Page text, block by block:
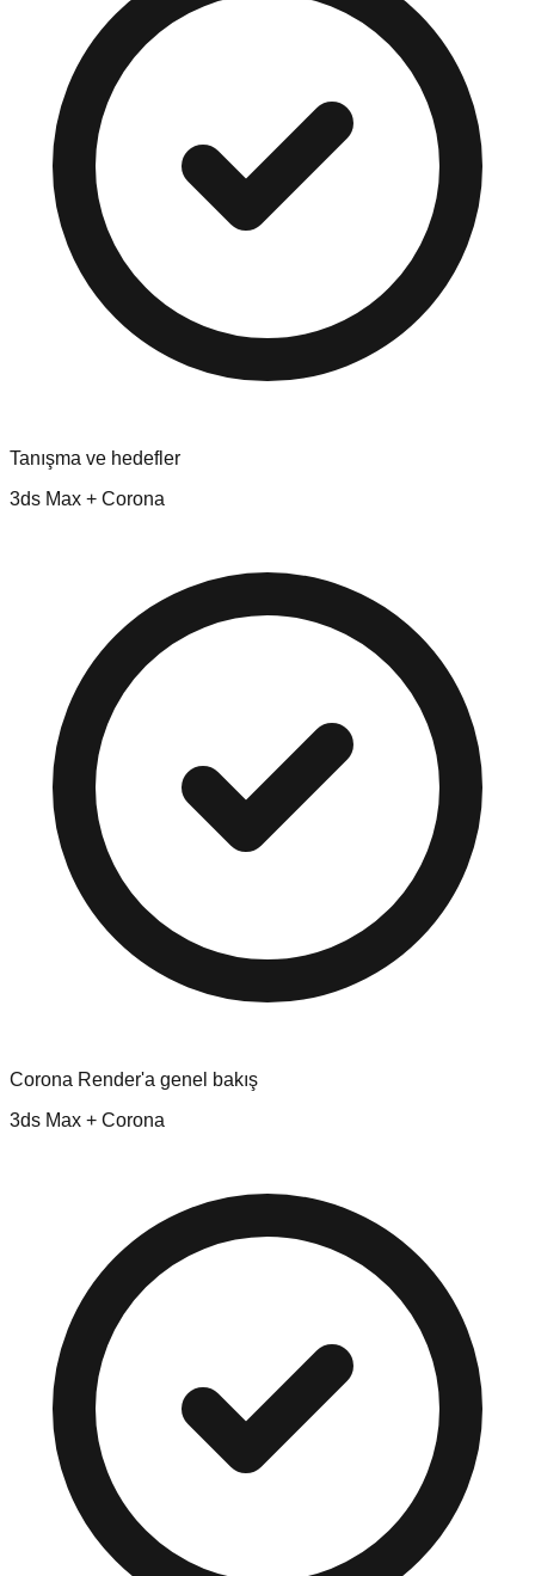
Tanışma ve hedefler
3ds Max + Corona
Corona Render'a genel bakış
3ds Max + Corona